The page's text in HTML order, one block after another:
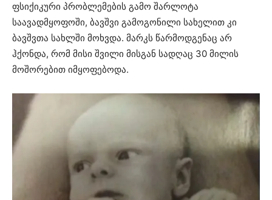
ფსიქიკური პრობლემების გამო შარლოტა
საავადმყოფოში, ბავშვი გამოგონილი სახელით კი
ბავშვთა სახლში მოხვდა. მარკს წარმოდგენაც არ
ჰქონდა, რომ მისი შვილი მისგან სადღაც 30 მილის
მოშორებით იმყოფებოდა.